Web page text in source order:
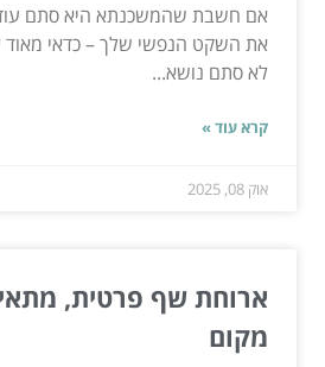
אם חשבת שהמשכנתא היא סתם
את השקט הנפשי שלך – כדאי
לא סתם נושא...
קרא עוד »
אוק 08, 2025
ארוחת שף פרטית,
מקום